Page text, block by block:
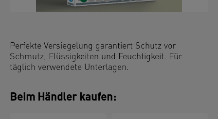
Perfekte Versiegelung garantiert Schutz vor
Schmutz, Flüssigkeiten und Feuchtigkeit. Für
täglich verwendete Unterlagen.
Beim Händler kaufen: